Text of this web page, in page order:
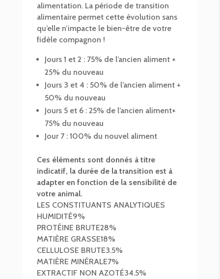
alimentation. La période de transition
alimentaire permet cette évolution sans
qu’elle n’impacte le bien-être de votre
fidèle compagnon !
Jours 1 et 2 : 75% de l’ancien aliment +
25% du nouveau
Jours 3 et 4 : 50% de l’ancien aliment +
50% du nouveau
Jours 5 et 6 : 25% de l’ancien aliment+
75% du nouveau
Jour 7 : 100% du nouvel aliment
Ces éléments sont donnés à titre
indicatif, la durée de la transition est à
adapter en fonction de la sensibilité de
votre animal.
LES CONSTITUANTS ANALYTIQUES
HUMIDITÉ9%
PROTÉINE BRUTE28%
MATIÈRE GRASSE18%
CELLULOSE BRUTE3.5%
MATIÈRE MINÉRALE7%
EXTRACTIF NON AZOTÉ34.5%